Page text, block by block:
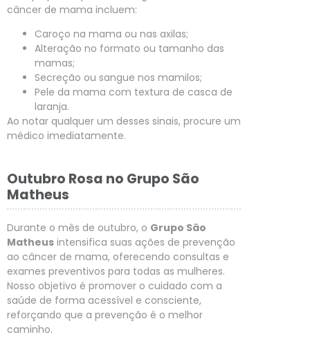
câncer de mama incluem:
Caroço na mama ou nas axilas;
Alteração no formato ou tamanho das
mamas;
Secreção ou sangue nos mamilos;
Pele da mama com textura de casca de
laranja.
Ao notar qualquer um desses sinais, procure um
médico imediatamente.
Outubro Rosa no Grupo São
Matheus
Durante o mês de outubro, o Grupo São
Matheus intensifica suas ações de prevenção
ao câncer de mama, oferecendo consultas e
exames preventivos para todas as mulheres.
Nosso objetivo é promover o cuidado com a
saúde de forma acessível e consciente,
reforçando que a prevenção é o melhor
caminho.